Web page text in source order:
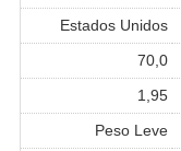
Estados Unidos
70,0
1,95
Peso Leve